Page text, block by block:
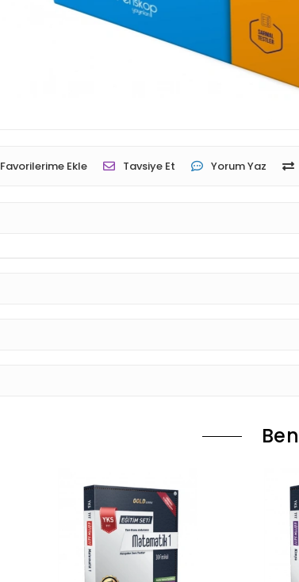
Favorilerime Ekle Tavsiye Et Yorum Yaz